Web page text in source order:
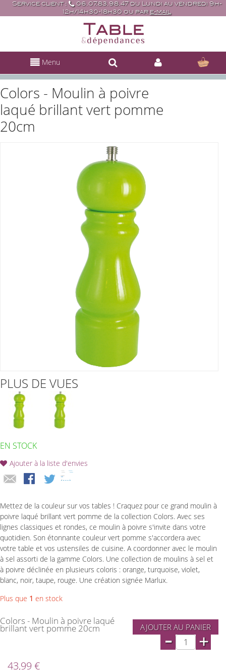
Service client :
06.07.83.98.47 du Lundi au vendredi 9h-
12h/14h30-18h30 ou par e-mail
Menu
Colors - Moulin à poivre
laqué brillant vert pomme
20cm
PLUS DE VUES
EN STOCK
Ajouter à la liste d'envies
Mettez de la couleur sur vos tables ! Craquez pour ce grand moulin à
poivre laqué brillant vert pomme de la collection Colors. Avec ses
lignes classiques et rondes, ce moulin à poivre s'invite dans votre
quotidien. Son étonnante couleur vert pomme s'accordera avec
votre table et vos ustensiles de cuisine. A coordonner avec le moulin
à sel assorti de la gamme Colors. Une collection de moulins à sel et
à poivre déclinée en plusieurs coloris : orange, turquoise, violet,
blanc, noir, taupe, rouge. Une création signée Marlux.
Plus que 1 en stock
Colors - Moulin à poivre laqué
brillant vert pomme 20cm AJOUTER AU PANIER
- +
43,99 €